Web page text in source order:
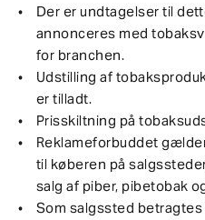
Der er undtagelser til
annonceres med
for branchen.
Udstilling af
er tilladt.
Prisskiltning på
Reklameforbuddet
til køberen på
salg af piber, pibetobak
Som salgssted